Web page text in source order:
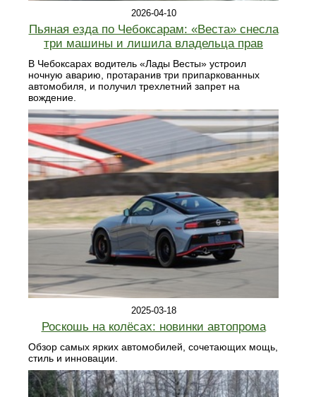
2026-04-10
Пьяная езда по Чебоксарам: «Веста» снесла
три машины и лишила владельца прав
В Чебоксарах водитель «Лады Весты» устроил
ночную аварию, протаранив три припаркованных
автомобиля, и получил трехлетний запрет на
вождение.
2025-03-18
Роскошь на колёсах: новинки автопрома
Обзор самых ярких автомобилей, сочетающих мощь,
стиль и инновации.